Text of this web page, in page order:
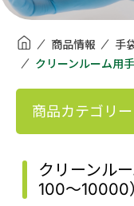
商品情報
手
クリーンルーム用
商品カテゴリー
クリーンル
100～10000